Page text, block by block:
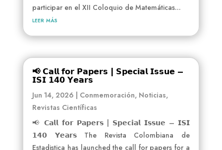
participar en el XII Coloquio de Matemáticas...
leer más
📢 𝗖𝗮𝗹𝗹 𝗳𝗼𝗿 𝗣𝗮𝗽𝗲𝗿𝘀 | 𝗦𝗽𝗲𝗰𝗶𝗮𝗹 𝗜𝘀𝘀𝘂𝗲 –
𝗜𝗦𝗜 𝟭𝟰𝟬 𝗬𝗲𝗮𝗿𝘀
Jun 14, 2026 | Conmemoración, Noticias,
Revistas Científicas
📢 𝗖𝗮𝗹𝗹 𝗳𝗼𝗿 𝗣𝗮𝗽𝗲𝗿𝘀 | 𝗦𝗽𝗲𝗰𝗶𝗮𝗹 𝗜𝘀𝘀𝘂𝗲 – 𝗜𝗦𝗜
𝟭𝟰𝟬 𝗬𝗲𝗮𝗿𝘀 The Revista Colombiana de
Estadistica has launched the call for papers for a